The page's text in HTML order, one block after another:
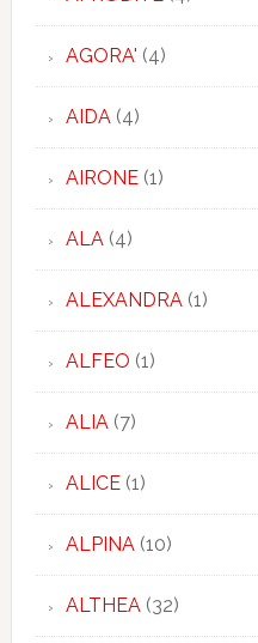
AGORA' (4)
AIDA(4)
AIRONE(1)
ALA(4)
ALEXANDRA(1)
ALFEO (1)
ALIA(7)
ALICE(1)
ALPINA(10)
ALTHEA(32)